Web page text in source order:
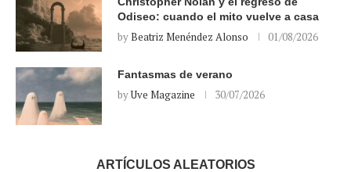
Odiseo: cuando el mito vuelve a casa
byBeatriz Menéndez Alonso 01/08/2026
Fantasmas de verano
byUve Magazine 30/07/2026
ARTÍCULOS ALEATORIOS